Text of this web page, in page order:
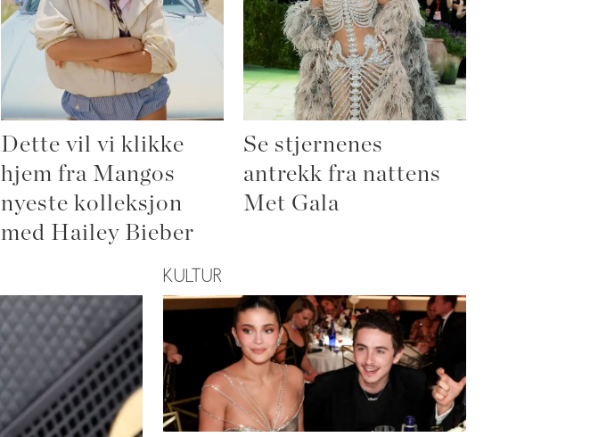
Dette vil vi klikke
hjem fra Mangos
nyeste kolleksjon
med Hailey Bieber
Se stjernenes
antrekk fra nattens
Met Gala
KULTUR